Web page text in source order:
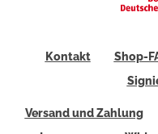
Kontakt Shop-
Versand und Zahlung